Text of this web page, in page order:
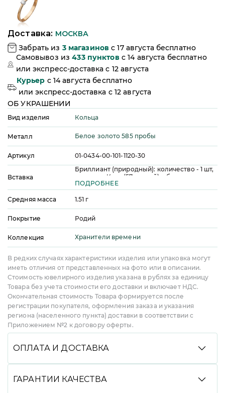
Доставка: МОСКВА
Забрать из 3магазинов c 17 августа бесплатно
Самовывоз из433пунктов c 14 августа бесплатно
илиэкспресс-доставка c 12 августа
Курьер c 14 августа бесплатно
илиэкспресс-доставка c 12 августа
ОБ УКРАШЕНИИ
Вид изделия Кольца
Металл Белое золото 585 пробы
Артикул 01-0434-00-101-1120-30
Вставка
Бриллиант (природный): количество - 1 шт,
огранка - Круг (57 граней), общая масса -
0,06 ct, цвет - 3, чистота - 5, качество
огранки - А
ПОДРОБНЕЕ
Средняя масса 1.51 г
Покрытие Родий
Коллекция Хранители времени
В редких случаях характеристики изделия или упаковка могут
иметь отличия от представленных на фото или в описании.
Стоимость ювелирного изделия указана в рублях за единицу
Товара без учета стоимости его доставки и включает НДС.
Окончательная стоимость Товара формируется после
регистрации покупателя, оформления заказа и указания
региона (населенного пункта) доставки в соответствии с
Приложением №2 к договору оферты.
ОПЛАТА И ДОСТАВКА
банковской картой онлайн, через СБП, Долями,
ГАРАНТИИ КАЧЕСТВА